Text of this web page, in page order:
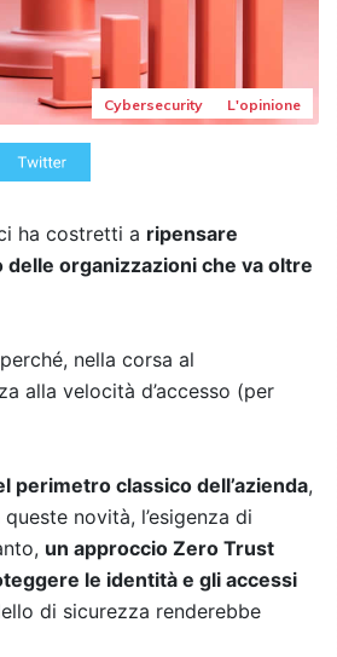
Cybersecurity L'opinione
ha costretti a ripensare
organizzazioni che va oltre
perché, nella corsa al
alla velocità d’accesso (per
classico dell’azienda,
novità, l’esigenza di
un approccio Zero Trust
le identità e gli accessi
di sicurezza renderebbe